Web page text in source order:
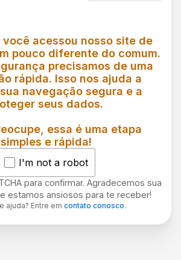
você acessou nosso site de
pouco diferente do comum.
precisamos de uma
rápida. Isso nos ajuda a
navegação segura e a
seus dados.
essa é uma etapa
simples e rápida!
I'm not a robot
para confirmar. Agradecemos sua
estamos ansiosos para te receber!
ajuda? Entre em contato conosco.